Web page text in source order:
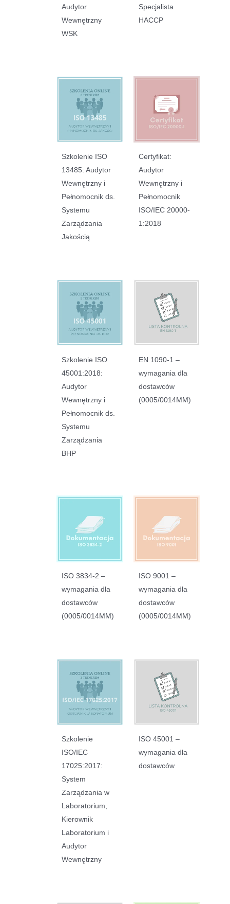
Audytor
Wewnętrzny
WSK
Specjalista
HACCP
Szkolenie ISO
13485: Audytor
Wewnętrzny i
Pełnomocnik ds.
Systemu
Zarządzania
Jakością
Certyfikat:
Audytor
Wewnętrzny i
Pełnomocnik
ISO/IEC 20000-
1:2018
Szkolenie ISO
45001:2018:
Audytor
Wewnętrzny i
Pełnomocnik ds.
Systemu
Zarządzania
BHP
EN 1090-1 –
wymagania dla
dostawców
(0005/0014MM)
ISO 3834-2 –
wymagania dla
dostawców
(0005/0014MM)
ISO 9001 –
wymagania dla
dostawców
(0005/0014MM)
Szkolenie
ISO/IEC
17025:2017:
System
Zarządzania w
Laboratorium,
Kierownik
Laboratorium i
Audytor
Wewnętrzny
ISO 45001 –
wymagania dla
dostawców